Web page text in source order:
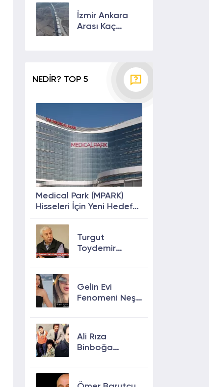
Sunulan Son
Özellikler 2024
İzmir Ankara
Arası Kaç
NEDİR? TOP 5
Medical Park (MPARK)
Hisseleri İçin Yeni Hedef
Potansiyeli
Turgut
Toydemir
Gelin Evi
Fenomeni Neşe
neden öldü?
Ali Rıza
Binboğa
Kalmasın